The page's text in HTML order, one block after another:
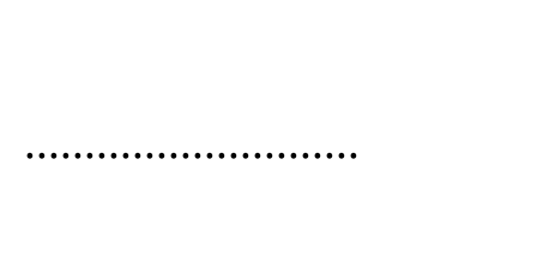
............................